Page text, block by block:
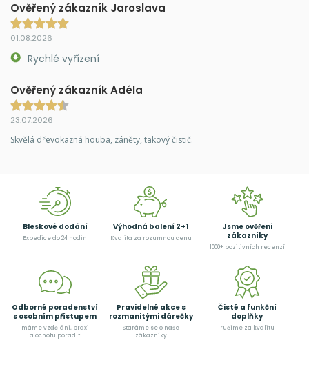
Ověřený zákazník Jaroslava
01.08.2026
Rychlé vyřízení
Ověřený zákazník Adéla
23.07.2026
Skvělá dřevokazná houba, záněty, takový čistič.
Bleskové dodání
Expedice do 24 hodin
Výhodná balení 2+1
Kvalita za rozumnou cenu
Jsme ověřeni
zákazníky
1000+ pozitivních recenzí
Odborné poradenství
s osobním přístupem
máme vzdělání, praxi
a ochotu poradit
Pravidelné akce s
rozmanitými dárečky
Staráme se o naše
zákazníky
Čisté a funkční
doplňky
ručíme za kvalitu